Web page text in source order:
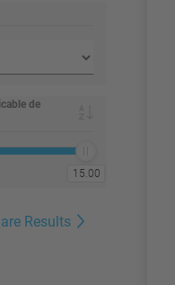
de
15.00
Results